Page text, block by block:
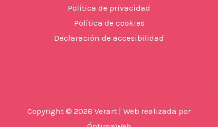
Política de privacidad
Política de cookies
Declaración de accesibilidad
Copyright © 2026 Verart | Web realizada por